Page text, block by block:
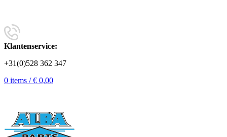
Klantenservice:
+31(0)528 362 347
0 items / € 0,00